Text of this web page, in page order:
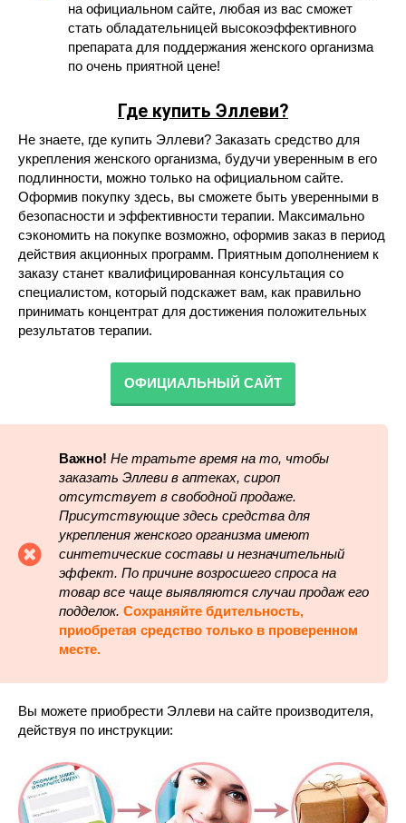
на официальном сайте, любая из вас сможет
стать обладательницей высокоэффективного
препарата для поддержания женского организма
по очень приятной цене!
Где купить Эллеви?
Не знаете, где купить Эллеви? Заказать средство для
укрепления женского организма, будучи уверенным в его
подлинности, можно только на официальном сайте.
Оформив покупку здесь, вы сможете быть уверенными в
безопасности и эффективности терапии. Максимально
сэкономить на покупке возможно, оформив заказ в период
действия акционных программ. Приятным дополнением к
заказу станет квалифицированная консультация со
специалистом, который подскажет вам, как правильно
принимать концентрат для достижения положительных
результатов терапии.
ОФИЦИАЛЬНЫЙ САЙТ
Важно! Не тратьте время на то, чтобы
заказать Эллеви в аптеках, сироп
отсутствует в свободной продаже.
Присутствующие здесь средства для
укрепления женского организма имеют
синтетические составы и незначительный
эффект. По причине возросшего спроса на
товар все чаще выявляются случаи продаж его
подделок. Сохраняйте бдительность,
приобретая средство только в проверенном
месте.
Вы можете приобрести Эллеви на сайте производителя,
действуя по инструкции: